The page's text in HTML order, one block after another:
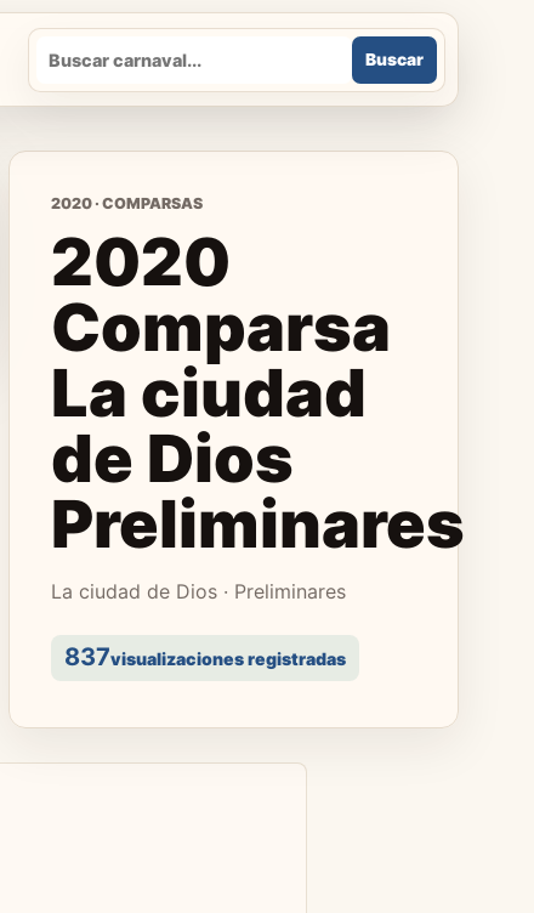
Buscar
Buscar
2020 · COMPARSAS
2020
Comparsa
La ciudad
de Dios
Preliminares
La ciudad de Dios · Preliminares
837visualizaciones registradas